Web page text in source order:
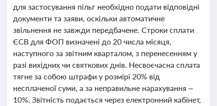
для застосування пільг необхідно подати відповідні
документи та заяви, оскільки автоматичне
звільнення не завжди передбачене. Строки сплати
ЄСВ для ФОП визначені до 20 числа місяця,
наступного за звітним кварталом, з перенесенням у
разі вихідних чи святкових днів. Несвоєчасна сплата
тягне за собою штрафи у розмірі 20% від
несплаченої суми, а за неправильне нарахування –
10%. Звітність подається через електронний кабінет,